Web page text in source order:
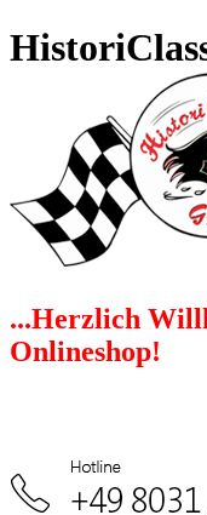
...Herzlich
Onlineshop!